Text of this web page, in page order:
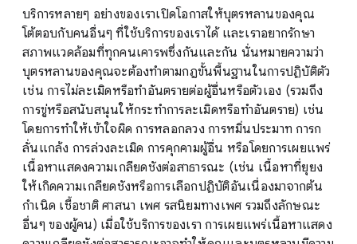
บริการหลายๆ อย่างของเราเปิดโอกาสให้บุตรหลานของคุณ
โต้ตอบกับคนอื่นๆ ที่ใช้บริการของเราได้ และเราอยากรักษา
สภาพแวดล้อมที่ทุกคนเคารพซึ่งกันและกัน นั่นหมายความว่า
บุตรหลานของคุณจะต้องทำตามกฎขั้นพื้นฐานในการปฏิบัติตัว
เช่น การไม่ละเมิดหรือทำอันตรายต่อผู้อื่นหรือตัวเอง (รวมถึง
การขู่หรือสนับสนุนให้กระทำการละเมิดหรือทำอันตราย) เช่น
โดยการทำให้เข้าใจผิด การหลอกลวง การหมิ่นประมาท การก
ลั่นแกล้ง การล่วงละเมิด การคุกคามผู้อื่น หรือโดยการเผยแพร่
เนื้อหาแสดงความเกลียดชังต่อสาธารณะ (เช่น เนื้อหาที่ยุยง
ให้เกิดความเกลียดชังหรือการเลือกปฏิบัติอันเนื่องมาจากต้น
กำเนิด เชื้อชาติ ศาสนา เพศ รสนิยมทางเพศ รวมถึงลักษณะ
อื่นๆ ของผู้คน) เมื่อใช้บริการของเรา การเผยแพร่เนื้อหาแสดง